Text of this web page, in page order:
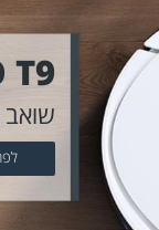
T9
שואב